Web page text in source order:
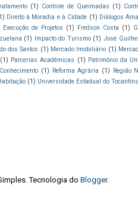
(1) Controle de Queimadas (1)
Direito à Moradia e à Cidade (1) Diálogos
Execução de Projetos (1) Fredson Costa (1)
(1) Impacto do Turismo (1) José
dos Santos (1) Mercado Imobiliário (1)
(1) Parcerias Acadêmicas (1) Patrimônio da
(1) Reforma Agrária (1) Região
(1) Universidade Estadual do
Tecnologia do Blogger.